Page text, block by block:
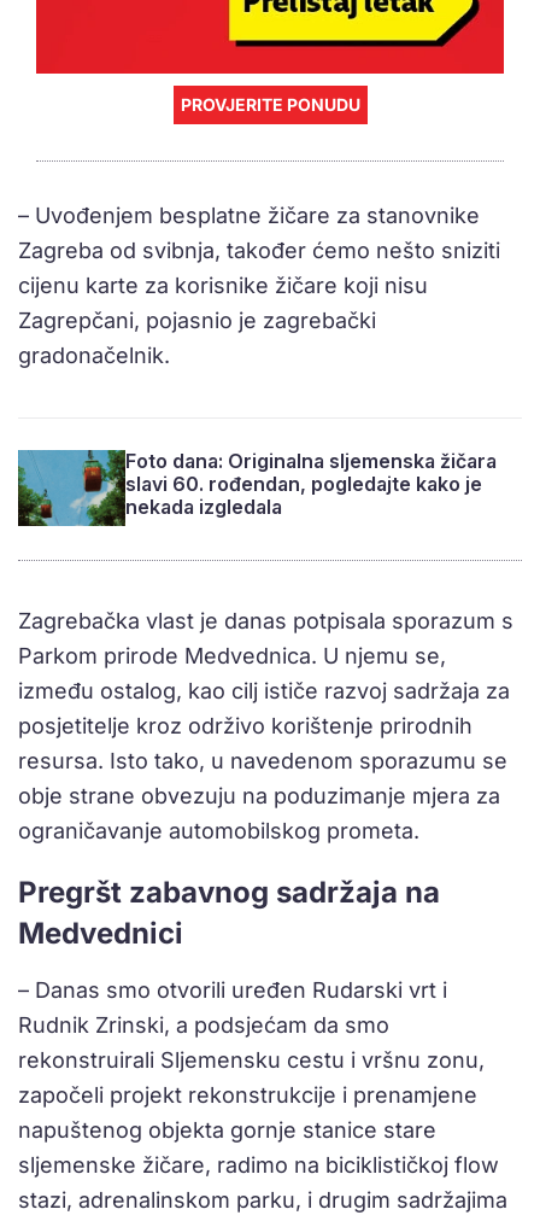
PROVJERITE PONUDU
– Uvođenjem besplatne žičare za stanovnike
Zagreba od svibnja, također ćemo nešto sniziti
cijenu karte za korisnike žičare koji nisu
Zagrepčani, pojasnio je zagrebački
gradonačelnik.
Foto dana: Originalna sljemenska žičara
slavi 60. rođendan, pogledajte kako je
nekada izgledala
Zagrebačka vlast je danas potpisala sporazum s
Parkom prirode Medvednica. U njemu se,
između ostalog, kao cilj ističe razvoj sadržaja za
posjetitelje kroz održivo korištenje prirodnih
resursa. Isto tako, u navedenom sporazumu se
obje strane obvezuju na poduzimanje mjera za
ograničavanje automobilskog prometa.
Pregršt zabavnog sadržaja na
Medvednici
– Danas smo otvorili uređen Rudarski vrt i
Rudnik Zrinski, a podsjećam da smo
rekonstruirali Sljemensku cestu i vršnu zonu,
započeli projekt rekonstrukcije i prenamjene
napuštenog objekta gornje stanice stare
sljemenske žičare, radimo na biciklističkoj flow
stazi, adrenalinskom parku, i drugim sadržajima